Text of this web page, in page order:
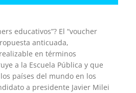
educativos”? El “voucher
anticuada,
en términos
a la Escuela Pública y que
países del mundo en los
a presidente Javier Milei